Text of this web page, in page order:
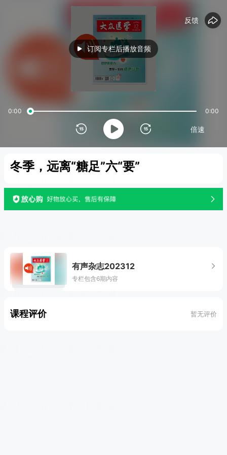
反馈
订阅专栏后播放音频
0:00 0:00
倍速
冬季，远离“糖足”六“要”
有声杂志202312
专栏包含6期内容
课程评价 暂无评价